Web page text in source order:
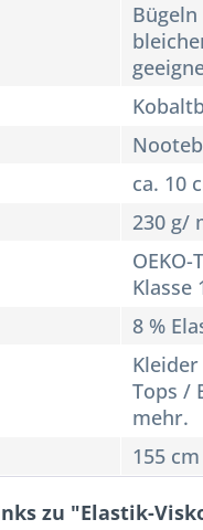
Bügeln
ca. 10
230 g/
OEKO-
Klasse
8 %
Tops /
mehr.
155
zu "Elastik-